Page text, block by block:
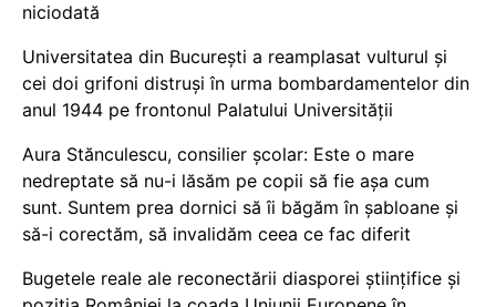
niciodată
Universitatea din București a reamplasat vulturul și
cei doi grifoni distruși în urma bombardamentelor din
anul 1944 pe frontonul Palatului Universității
Aura Stănculescu, consilier școlar: Este o mare
nedreptate să nu-i lăsăm pe copii să fie așa cum
sunt. Suntem prea dornici să îi băgăm în șabloane și
să-i corectăm, să invalidăm ceea ce fac diferit
Bugetele reale ale reconectării diasporei științifice și